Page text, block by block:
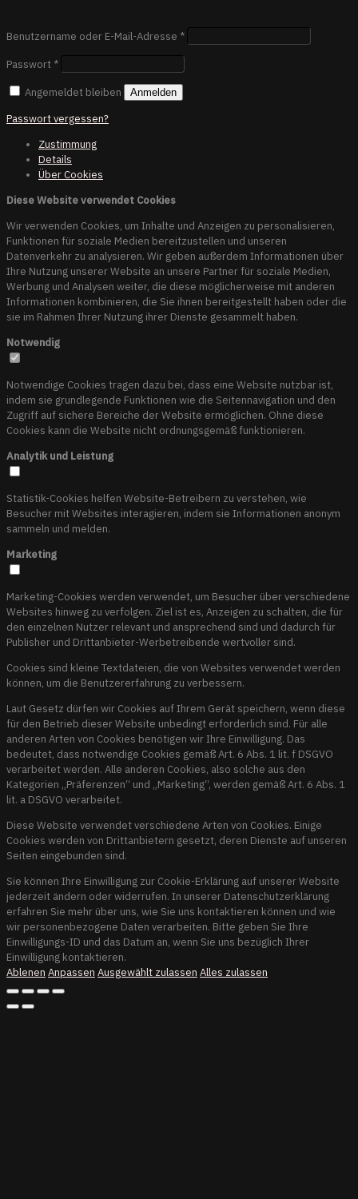
Benutzername oder E-Mail-Adresse *
Passwort *
Angemeldet bleiben Anmelden
Passwort vergessen?
Zustimmung
Details
ÜberCookies
Diese Website verwendet Cookies
Wir verwenden Cookies, um Inhalte und Anzeigen zu personalisieren,
Funktionen für soziale Medien bereitzustellen und unseren
Datenverkehr zu analysieren. Wir geben außerdem Informationen über
Ihre Nutzung unserer Website an unsere Partner für soziale Medien,
Werbung und Analysen weiter, die diese möglicherweise mit anderen
Informationen kombinieren, die Sie ihnen bereitgestellt haben oder die
sie im Rahmen Ihrer Nutzung ihrer Dienste gesammelt haben.
Notwendig
Notwendige Cookies tragen dazu bei, dass eine Website nutzbar ist,
indem sie grundlegende Funktionen wie die Seitennavigation und den
Zugriff auf sichere Bereiche der Website ermöglichen. Ohne diese
Cookies kann die Website nicht ordnungsgemäß funktionieren.
Analytik und Leistung
Statistik-Cookies helfen Website-Betreibern zu verstehen, wie
Besucher mit Websites interagieren, indem sie Informationen anonym
sammeln und melden.
Marketing
Marketing-Cookies werden verwendet, um Besucher über verschiedene
Websites hinweg zu verfolgen. Ziel ist es, Anzeigen zu schalten, die für
den einzelnen Nutzer relevant und ansprechend sind und dadurch für
Publisher und Drittanbieter-Werbetreibende wertvoller sind.
Cookies sind kleine Textdateien, die von Websites verwendet werden
können, um die Benutzererfahrung zu verbessern.
Laut Gesetz dürfen wir Cookies auf Ihrem Gerät speichern, wenn diese
für den Betrieb dieser Website unbedingt erforderlich sind. Für alle
anderen Arten von Cookies benötigen wir Ihre Einwilligung. Das
bedeutet, dass notwendige Cookies gemäß Art. 6 Abs. 1 lit. f DSGVO
verarbeitet werden. Alle anderen Cookies, also solche aus den
Kategorien „Präferenzen“ und „Marketing“, werden gemäß Art. 6 Abs. 1
lit. a DSGVO verarbeitet.
Diese Website verwendet verschiedene Arten von Cookies. Einige
Cookies werden von Drittanbietern gesetzt, deren Dienste auf unseren
Seiten eingebunden sind.
Sie können Ihre Einwilligung zur Cookie-Erklärung auf unserer Website
jederzeit ändern oder widerrufen. In unserer Datenschutzerklärung
erfahren Sie mehr über uns, wie Sie uns kontaktieren können und wie
wir personenbezogene Daten verarbeiten. Bitte geben Sie Ihre
Einwilligungs-ID und das Datum an, wenn Sie uns bezüglich Ihrer
Einwilligung kontaktieren.
Ablenen Anpassen Ausgewählt zulassen Alles zulassen